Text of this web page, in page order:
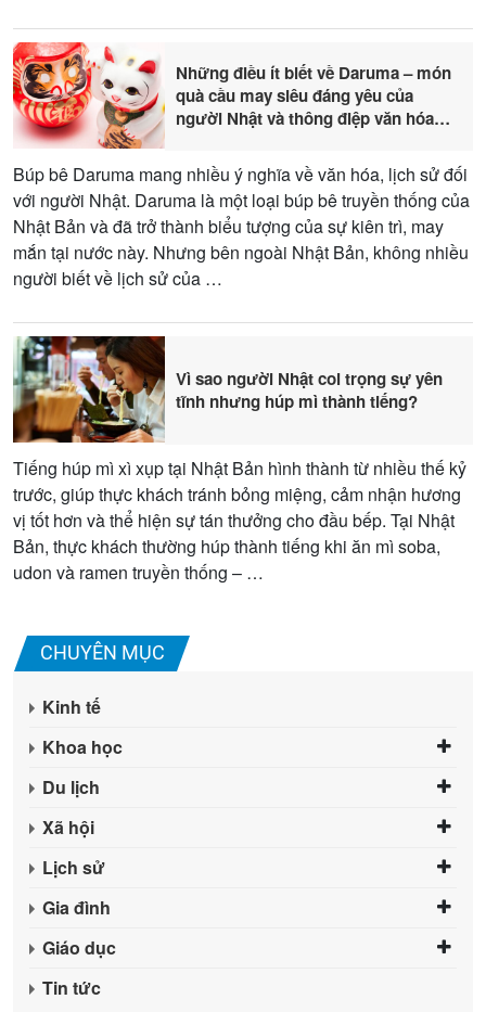
Những điều ít biết về Daruma – món
quà cầu may siêu đáng yêu của
người Nhật và thông điệp văn hóa
Búp bê Daruma mang nhiều ý nghĩa về văn hóa, lịch sử đối
với người Nhật. Daruma là một loại búp bê truyền thống của
Nhật Bản và đã trở thành biểu tượng của sự kiên trì, may
mắn tại nước này. Nhưng bên ngoài Nhật Bản, không nhiều
người biết về lịch sử của …
Vì sao người Nhật coi trọng sự yên
tĩnh nhưng húp mì thành tiếng?
Tiếng húp mì xì xụp tại Nhật Bản hình thành từ nhiều thế kỷ
trước, giúp thực khách tránh bỏng miệng, cảm nhận hương
vị tốt hơn và thể hiện sự tán thưởng cho đầu bếp. Tại Nhật
Bản, thực khách thường húp thành tiếng khi ăn mì soba,
udon và ramen truyền thống – …
CHUYÊN MỤC
Kinh tế
Khoa học
Du lịch
Xã hội
Lịch sử
Gia đình
Giáo dục
Tin tức